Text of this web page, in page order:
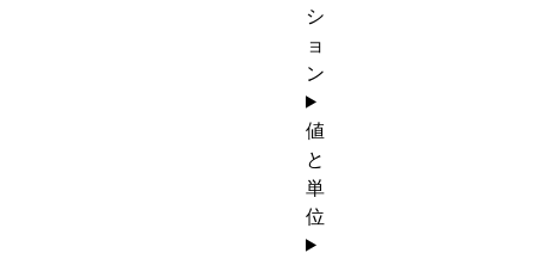
シ
ョ
ン
値
と
単
位